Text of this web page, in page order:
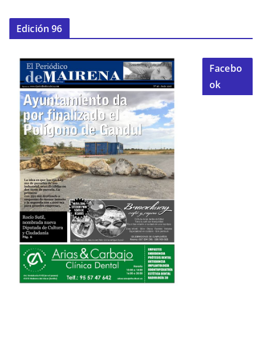
Edición 96
Facebo
ok